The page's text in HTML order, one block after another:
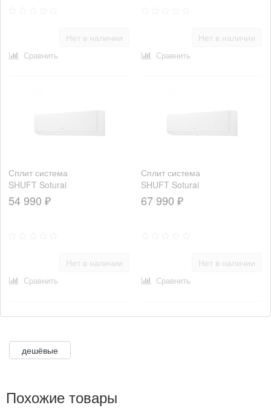
Нет в наличии
Сравнить
Нет в наличии
Сравнить
Сплит система
SHUFT Soturai
SFTH-18HN8
54 990 ₽
Нет в наличии
Сравнить
Сплит система
SHUFT Soturai
SFTH-24HN8
67 990 ₽
Нет в наличии
Сравнить
дешёвые
Похожие товары